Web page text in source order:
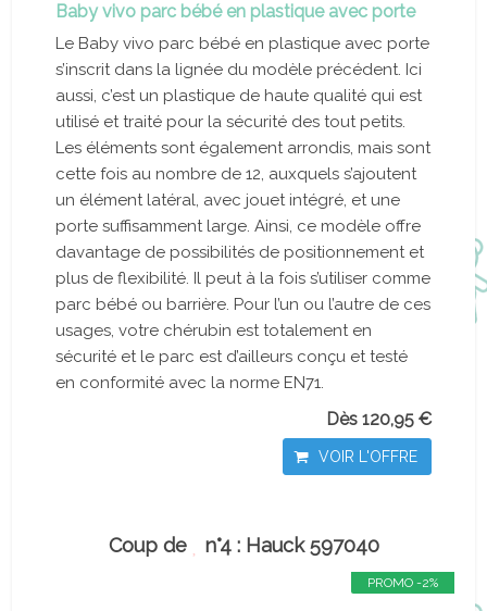
Baby vivo parc bébé en plastique avec porte
Le Baby vivo parc bébé en plastique avec porte
s’inscrit dans la lignée du modèle précédent. Ici
aussi, c’est un plastique de haute qualité qui est
utilisé et traité pour la sécurité des tout petits.
Les éléments sont également arrondis, mais sont
cette fois au nombre de 12, auxquels s’ajoutent
un élément latéral, avec jouet intégré, et une
porte suffisamment large. Ainsi, ce modèle offre
davantage de possibilités de positionnement et
plus de flexibilité. Il peut à la fois s’utiliser comme
parc bébé ou barrière. Pour l’un ou l’autre de ces
usages, votre chérubin est totalement en
sécurité et le parc est d’ailleurs conçu et testé
en conformité avec la norme EN71.
Dès 120,95 €
VOIR L'OFFRE
Coup de n°4 : Hauck 597040
PROMO -2%